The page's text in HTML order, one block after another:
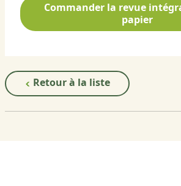
Commander la revue
papier
Retour à la liste